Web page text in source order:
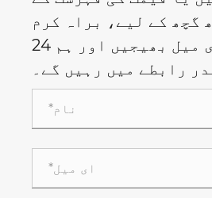
گچھ کے لیے، براہ کرم
ہمیں اپنا ای میل بھیجیں اور ہم 24
رابطے میں رہیں گے۔